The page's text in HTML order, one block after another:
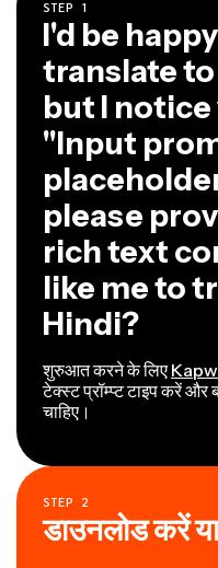
STEP 1
I'd be
translate
but I
"Input
please
rich text
like me to
Hindi?
शुरुआत करने के लिए
टेक्स्ट प्रॉम्प्ट टाइप करें
चाहिए।
STEP 2
डाउनलोड करें